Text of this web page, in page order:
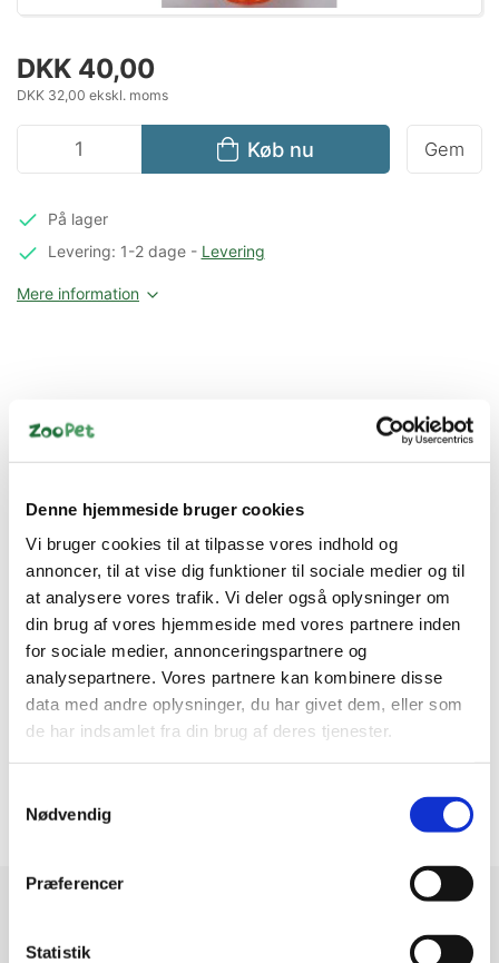
Denne hjemmeside bruger cookies
Vi bruger cookies til at tilpasse vores indhold og
annoncer, til at vise dig funktioner til sociale medier og til
at analysere vores trafik. Vi deler også oplysninger om
din brug af vores hjemmeside med vores partnere inden
for sociale medier, annonceringspartnere og
analysepartnere. Vores partnere kan kombinere disse
data med andre oplysninger, du har givet dem, eller som
de har indsamlet fra din brug af deres tjenester.
Nødvendig
Præferencer
Statistik
DKK 40,00
DKK 32,00 ekskl. moms
Køb nu Gem
På lager
Levering: 1-2 dage- Levering
Mere information
Information Specifikationer
Flash stick er produceret i et meget stærkt materiale, og
gør det muligt for hunden at lege selvom det til tider kan
blive til nogle kraftige tyg.
Der er indbygget LED lys i produktet, som gør det muligt
at lege med hunden selv i mørke timer på døgnet, da den
vil lyse hele benet op.
måler 18 cm
Nyheder og katalog - én gang om måneden